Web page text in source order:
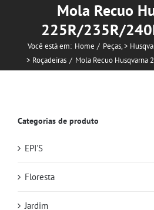
Mola Recuo
225R/235R/
Você está em: Home Peças >
> Roçadeiras
Mola Recuo Husqvarna
Categorias de produto
EPI'S
Floresta
Jardim